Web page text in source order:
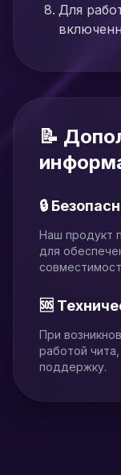
Для
📝
🔒
Наш продукт
для
🆘
При
работой
поддержку.